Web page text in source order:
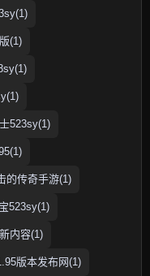
(1)
523sy(1)
的传奇手游(1)
523sy(1)
内容(1)
版本发布网(1)